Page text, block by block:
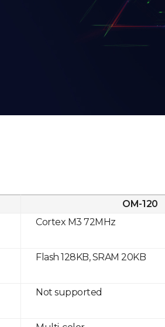
OM-120
Cortex M3 72MHz
Flash 128KB, SRAM 20KB
Not supported